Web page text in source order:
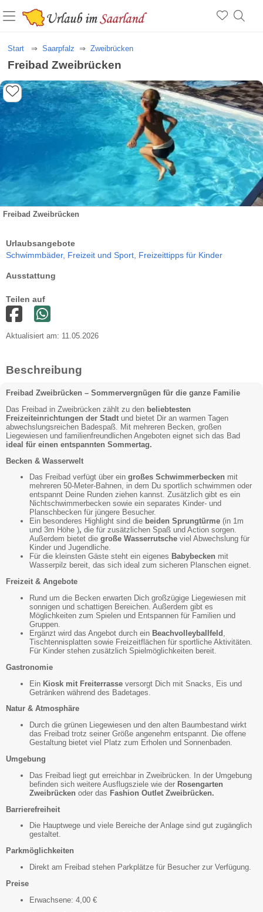
Start Saarpfalz Zweibrücken
Freibad Zweibrücken
Freibad Zweibrücken
Urlaubsangebote
Schwimmbäder, Freizeit und Sport, Freizeittipps für Kinder
Ausstattung
Teilen auf
Aktualisiert am: 11.05.2026
Beschreibung
Freibad Zweibrücken – Sommervergnügen für die ganze Familie
Das Freibad in Zweibrücken zählt zu den beliebtesten
Freizeiteinrichtungen der Stadt und bietet Dir an warmen Tagen
abwechslungsreichen Badespaß. Mit mehreren Becken, großen
Liegewiesen und familienfreundlichen Angeboten eignet sich das Bad
ideal für einen entspannten Sommertag.
Becken & Wasserwelt
Das Freibad verfügt über ein großes Schwimmerbecken mit
mehreren 50-Meter-Bahnen, in dem Du sportlich schwimmen oder
entspannt Deine Runden ziehen kannst. Zusätzlich gibt es ein
Nichtschwimmerbecken sowie ein separates Kinder- und
Planschbecken für jüngere Besucher.
Ein besonderes Highlight sind die beiden Sprungtürme (in 1m
und 3m Höhe ), die für zusätzlichen Spaß und Action sorgen.
Außerdem bietet die große Wasserrutsche viel Abwechslung für
Kinder und Jugendliche.
Für die kleinsten Gäste steht ein eigenes Babybecken mit
Wasserpilz bereit, das sich ideal zum sicheren Planschen eignet.
Freizeit & Angebote
Rund um die Becken erwarten Dich großzügige Liegewiesen mit
sonnigen und schattigen Bereichen. Außerdem gibt es
Möglichkeiten zum Spielen und Entspannen für Familien und
Gruppen.
Ergänzt wird das Angebot durch ein Beachvolleyballfeld
Tischtennisplatten sowie Freizeitflächen für sportliche Aktivitäten.
Für Kinder stehen zusätzlich Spielmöglichkeiten bereit.
Gastronomie
Ein Kiosk mit Freiterrasse versorgt Dich mit Snacks, Eis und
Getränken während des Badetages.
Natur & Atmosphäre
Durch die grünen Liegewiesen und den alten Baumbestand wirkt
das Freibad trotz seiner Größe angenehm entspannt. Die offene
Gestaltung bietet viel Platz zum Erholen und Sonnenbaden.
Umgebung
Das Freibad liegt gut erreichbar in Zweibrücken. In der Umgebung
befinden sich weitere Ausflugsziele wie der Rosengarten
Zweibrücken oder das Fashion Outlet Zweibrücken.
Barrierefreiheit
Die Hauptwege und viele Bereiche der Anlage sind gut zugänglich
gestaltet.
Parkmöglichkeiten
Direkt am Freibad stehen Parkplätze für Besucher zur Verfügung.
Preise
Erwachsene: 4,00 €